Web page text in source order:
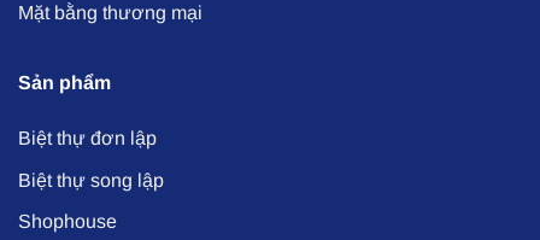
Mặt bằng thương mại
Sản phẩm
Biệt thự đơn lập
Biệt thự song lập
Shophouse